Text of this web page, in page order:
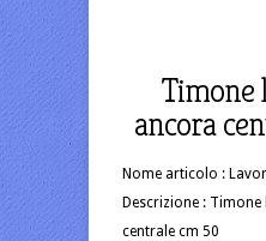
Timone
ancora
Nome articolo :
Descrizione :
centrale cm 50